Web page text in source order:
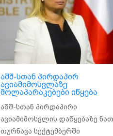
აშშ-სთან პირდაპირ
ავიამიმოსვლაზე
მოლაპარაკებები იწყება
აშშ-სთან პირდაპირი
ავიამიმოსვლის დაწყებაზე
თურნავა სექტემბერში